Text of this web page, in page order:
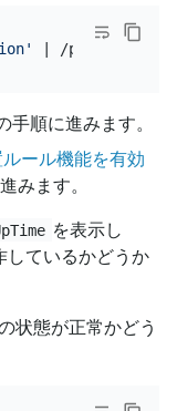
| /path/to/
順に進みます。
ール機能を有効
みます。
を表示し
しているかどうか
状態が正常かどう